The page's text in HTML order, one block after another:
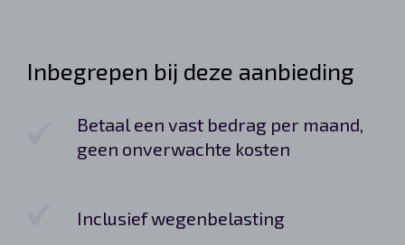
Inbegrepen bij deze aanbieding
Betaal een vast bedrag per maand,
geen onverwachte kosten
Inclusief wegenbelasting